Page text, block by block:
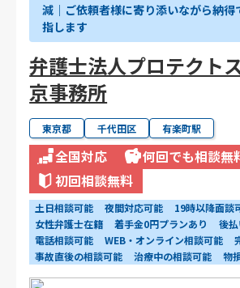
減｜ご依頼者様に寄り添いながら納得
指します
弁護士法人プロテクト
京事務所
東京都 千代田区 有楽町駅
全国対応
何回でも相談無
初回相談無料
土日相談可能 夜間対応可能 19時以降面談
女性弁護士在籍
着手金0円プランあり
後
電話相談可能
WEB・オンライン相談可能
事故直後の相談可能
治療中の相談可能 物